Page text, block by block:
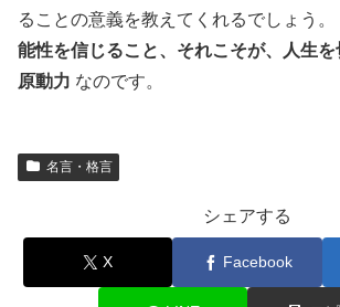
ることの意義を教えてくれるでしょう。
能性を信じること、それこそが、人生を
原動力 なのです。
名言・格言
シェアする
X Facebook